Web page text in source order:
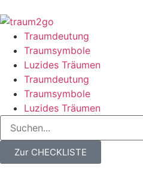
Traumdeutung
Traumsymbole
Luzides Träumen
Traumdeutung
Traumsymbole
Luzides Träumen
Zur CHECKLISTE